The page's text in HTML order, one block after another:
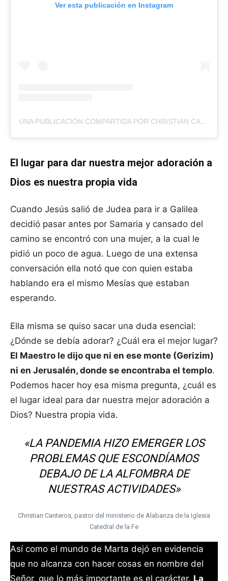
Ver esta publicación en Instagram
UNA PUBLICACIÓN COMPARTIDA POR CHRISTIAN CANTEROS (@CHRISCANTEROS)
El lugar para dar nuestra mejor adoración a
Dios es nuestra propia vida
Cuando Jesús salió de Judea para ir a Galilea
decidió pasar antes por Samaria y cansado del
camino se encontró con una mujer, a la cual le
pidió un poco de agua. Luego de una extensa
conversación ella notó que con quien estaba
hablando era el mismo Mesías que estaban
esperando.
Ella misma se quiso sacar una duda esencial:
¿Dónde se debía adorar? ¿Cuál era el mejor lugar?
El Maestro le dijo que ni en ese monte (Gerizim)
ni en Jerusalén, donde se encontraba el templo.
Podemos hacer hoy esa misma pregunta, ¿cuál es
el lugar ideal para dar nuestra mejor adoración a
Dios? Nuestra propia vida.
«LA PANDEMIA HIZO EMERGER LOS
PROBLEMAS QUE ESCONDÍAMOS
DEBAJO DE LA ALFOMBRA DE
NUESTRAS ACTIVIDADES»
Christian Canteros, pastor del ministerio de Alabanza de la Iglesia
Catedral de la Fe
Así como el mundo de Marta dejó en evidencia
que no alcanza con hacer cosas en nombre del
Señor, que lo más importante es el carácter. La